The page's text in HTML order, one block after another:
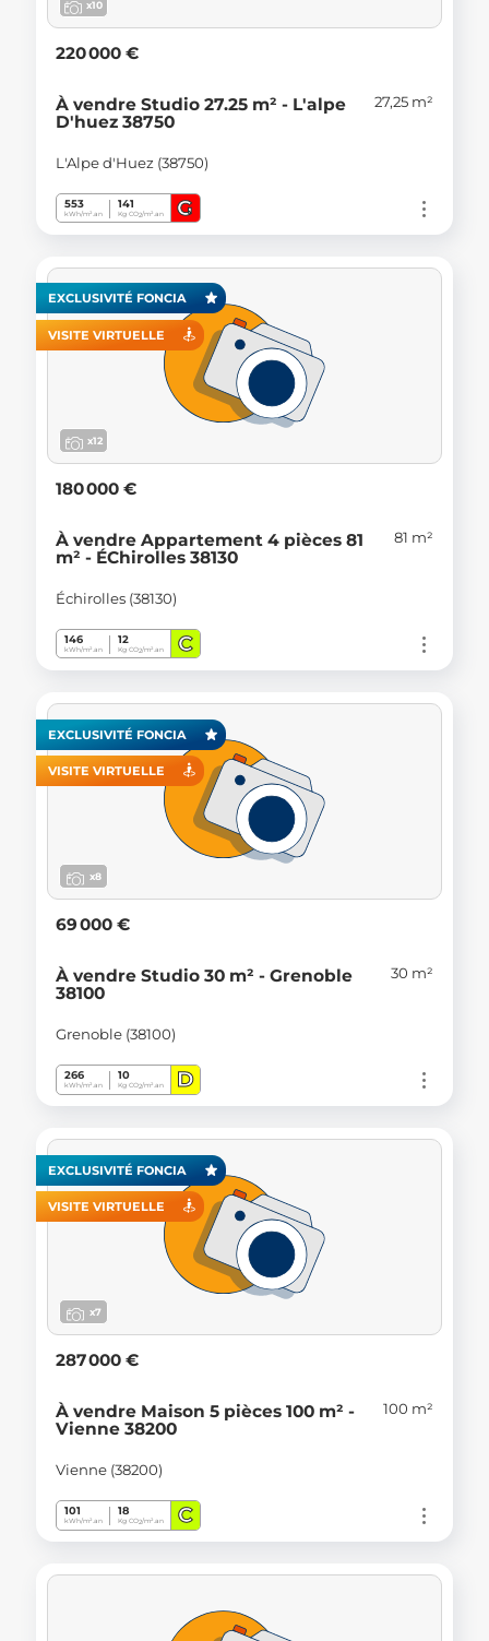
x10
220 000 €
À vendre Studio 27.25 m² - L'alpe
D'huez 38750
27,25 m²
L'Alpe d'Huez (38750)
553
kWh/m².an
141
Kg CO2/m².an G
EXCLUSIVITÉ FONCIA
VISITE VIRTUELLE
x12
180 000 €
À vendre Appartement 4 pièces 81
m² - ÉChirolles 38130
81 m²
Échirolles (38130)
146
kWh/m².an
12
Kg CO2/m².an C
EXCLUSIVITÉ FONCIA
VISITE VIRTUELLE
x8
69 000 €
À vendre Studio 30 m² - Grenoble
38100
30 m²
Grenoble (38100)
266
kWh/m².an
10
Kg CO2/m².an D
EXCLUSIVITÉ FONCIA
VISITE VIRTUELLE
x7
287 000 €
À vendre Maison 5 pièces 100 m² -
Vienne 38200
100 m²
Vienne (38200)
101
kWh/m².an
18
Kg CO2/m².an C